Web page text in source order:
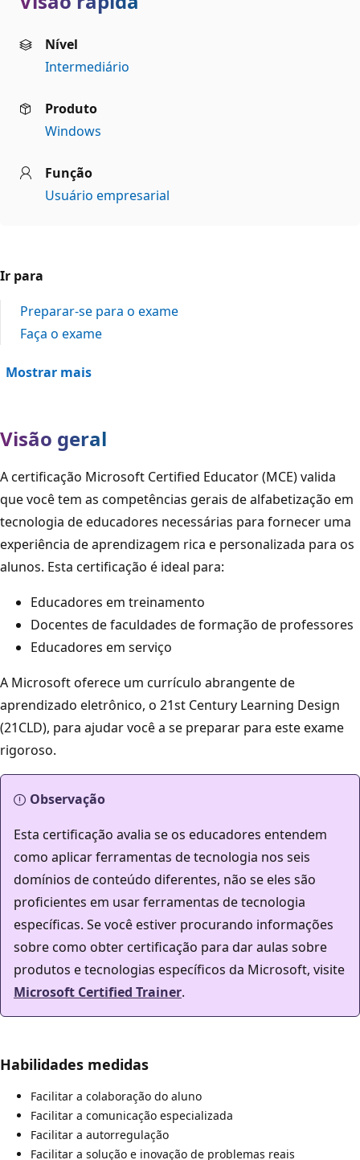
Nível
Intermediário
Produto
Windows
Função
Usuário empresarial
Ir para
Preparar-se para o exame
Faça o exame
Mostrar mais
Visão geral
A certificação Microsoft Certified Educator (MCE) valida
que você tem as competências gerais de alfabetização em
tecnologia de educadores necessárias para fornecer uma
experiência de aprendizagem rica e personalizada para os
alunos. Esta certificação é ideal para:
Educadores em treinamento
Docentes de faculdades de formação de professores
Educadores em serviço
A Microsoft oferece um currículo abrangente de
aprendizado eletrônico, o 21st Century Learning Design
(21CLD), para ajudar você a se preparar para este exame
rigoroso.
Observação
Esta certificação avalia se os educadores entendem
como aplicar ferramentas de tecnologia nos seis
domínios de conteúdo diferentes, não se eles são
proficientes em usar ferramentas de tecnologia
específicas. Se você estiver procurando informações
sobre como obter certificação para dar aulas sobre
produtos e tecnologias específicos da Microsoft, visite
Microsoft Certified Trainer.
Habilidades medidas
Facilitar a colaboração do aluno
Facilitar a comunicação especializada
Facilitar a autorregulação
Facilitar a solução e inovação de problemas reais